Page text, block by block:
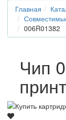
Главная
006R01382
Чип